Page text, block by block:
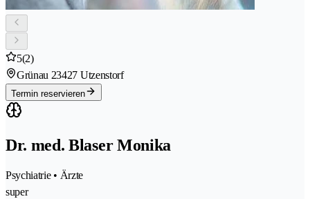
5(2)
Grünau 23427 Utzenstorf
Termin reservieren
Dr. med. Blaser Monika
Psychiatrie • Ärzte
super